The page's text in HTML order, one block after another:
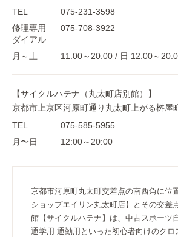
TEL
075-231-3598
修理専用
ダイアル
075-708-3922
月～土 11:00～20:00 / 日 12:00～
【サイクルハテナ（丸太町店別館）】
京都市上京区河原町通り丸太町上がる桝屋
TEL
075-585-5955
月〜日
12:00～20:00
京都市河原町丸太町交差点の南西角に位
ショップエイリン丸太町店】とその交差
館【サイクルハテナ】は、中古スポーツ
通学用 通勤用といった初心者向けのクロ